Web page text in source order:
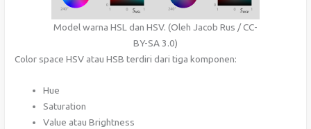
Model warna HSL dan HSV. (Oleh Jacob Rus / CC-
BY-SA 3.0)
Color space HSV atau HSB terdiri dari tiga komponen:
Hue
Saturation
Value atau Brightness